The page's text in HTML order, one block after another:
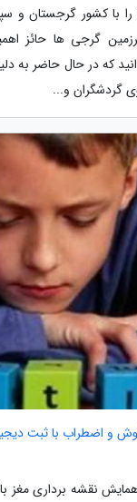
با کشور گرجستان و
گرجی ها حائز
که در حال حاضر به
گردشگران و...
و اضطراب با ثبت
نقشه برداری مغز با